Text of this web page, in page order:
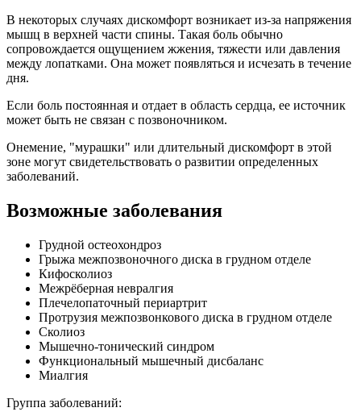
В некоторых случаях дискомфорт возникает из-за напряжения
мышц в верхней части спины. Такая боль обычно
сопровождается ощущением жжения, тяжести или давления
между лопатками. Она может появляться и исчезать в течение
дня.
Если боль постоянная и отдает в область сердца, ее источник
может быть не связан с позвоночником.
Онемение, "мурашки" или длительный дискомфорт в этой
зоне могут свидетельствовать о развитии определенных
заболеваний.
Возможные заболевания
Грудной остеохондроз
Грыжа межпозвоночного диска в грудном отделе
Кифосколиоз
Межрёберная невралгия
Плечелопаточный периартрит
Протрузия межпозвонкового диска в грудном отделе
Сколиоз
Мышечно-тонический синдром
Функциональный мышечный дисбаланс
Миалгия
Группа заболеваний: